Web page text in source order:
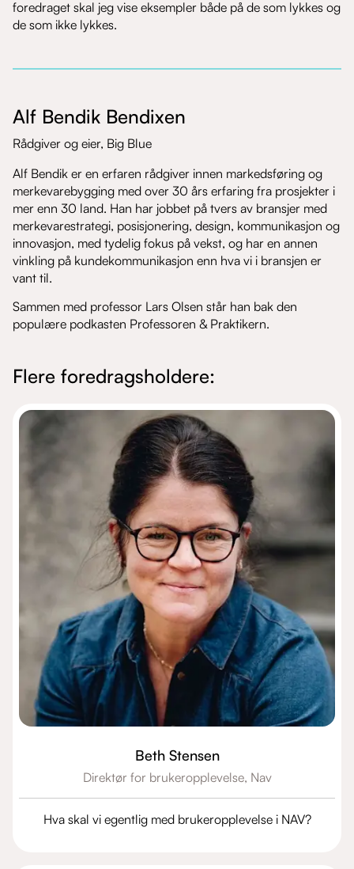
foredraget skal jeg vise eksempler både på de som lykkes og
de som ikke lykkes.
Alf Bendik Bendixen
Rådgiver og eier, Big Blue
Alf Bendik er en erfaren rådgiver innen markedsføring og
merkevarebygging med over 30 års erfaring fra prosjekter i
mer enn 30 land. Han har jobbet på tvers av bransjer med
merkevarestrategi, posisjonering, design, kommunikasjon og
innovasjon, med tydelig fokus på vekst, og har en annen
vinkling på kundekommunikasjon enn hva vi i bransjen er
vant til.
Sammen med professor Lars Olsen står han bak den
populære podkasten Professoren & Praktikern.
Flere foredragsholdere:
Beth Stensen
Direktør for brukeropplevelse, Nav
Hva skal vi egentlig med brukeropplevelse i NAV?